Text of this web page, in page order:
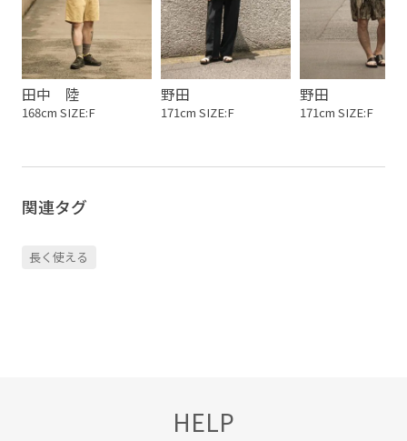
田中 陸
168cm SIZE:F
野田
171cm SIZE:F
野田
171cm SIZE:F
関連タグ
長く使える
HELP